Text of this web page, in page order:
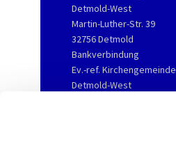
Detmold-West
Martin-Luther-Str. 39
32756 Detmold
Bankverbindung
Ev.-ref. Kirchengemeinde
Detmold-West